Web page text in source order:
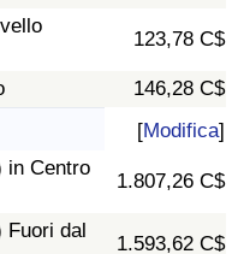
123,78 C$
146,28 C$
[Modifica]
in Centro
1.807,26 C$
dal
1.593,62 C$